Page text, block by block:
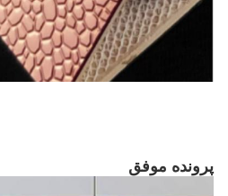
پرونده موفق